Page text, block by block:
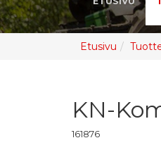
Etusivu
KN-
161876